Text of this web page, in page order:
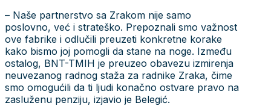
– Naše partnerstvo sa Zrakom nije samo
poslovno, već i strateško. Prepoznali smo važnost
ove fabrike i odlučili preuzeti konkretne korake
kako bismo joj pomogli da stane na noge. Između
ostalog, BNT-TMIH je preuzeo obavezu izmirenja
neuvezanog radnog staža za radnike Zraka, čime
smo omogućili da ti ljudi konačno ostvare pravo na
zasluženu penziju, izjavio je Belegić.